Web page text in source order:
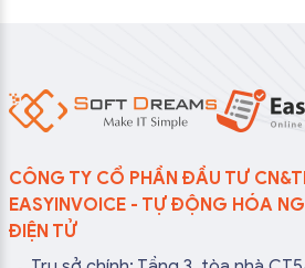
CÔNG TY CỔ PHẦN ĐẦU TƯ
EASYINVOICE - TỰ ĐỘNG HÓA
ĐIỆN TỬ